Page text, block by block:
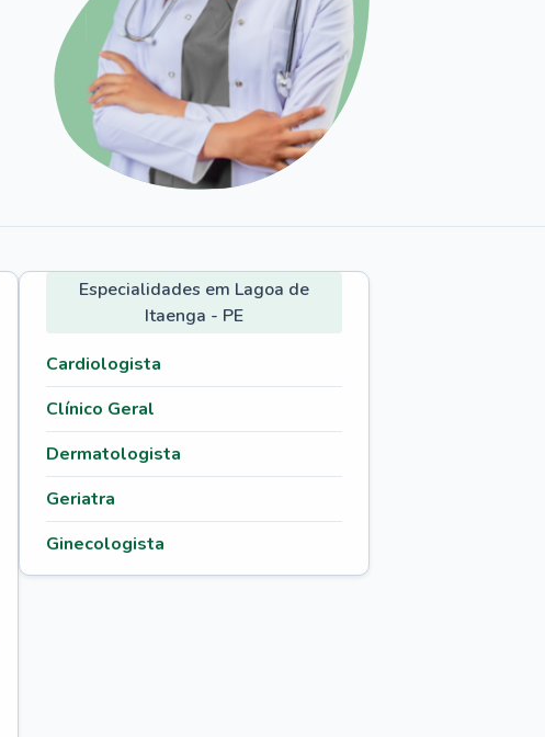
Especialidades em Lagoa de
Itaenga - PE
Cardiologista
Clínico Geral
Dermatologista
Geriatra
Ginecologista